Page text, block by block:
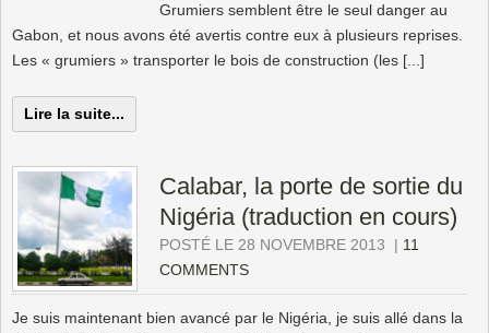
Grumiers semblent être le seul danger au
Gabon, et nous avons été avertis contre eux à plusieurs reprises.
Les « grumiers » transporter le bois de construction (les [...]
Lire la suite...
Calabar, la porte de sortie du
Nigéria (traduction en cours)
POSTÉ LE 28 NOVEMBRE 2013 | 11
COMMENTS
Je suis maintenant bien avancé par le Nigéria, je suis allé dans la